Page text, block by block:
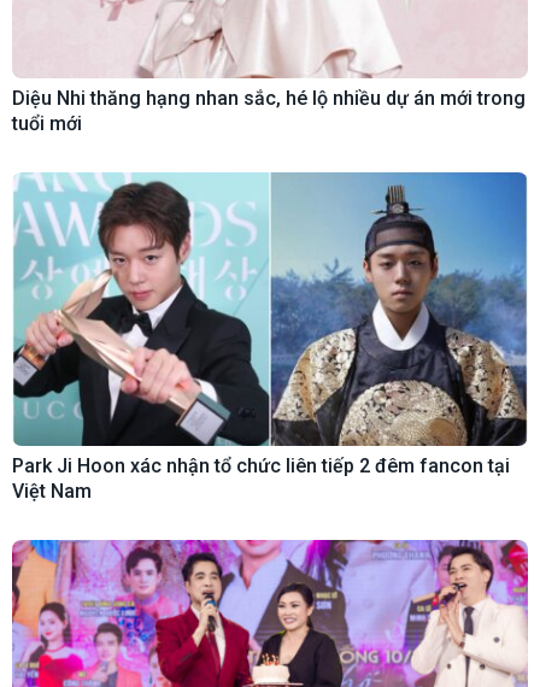
Diệu Nhi thăng hạng nhan sắc, hé lộ nhiều dự án mới trong
tuổi mới
Park Ji Hoon xác nhận tổ chức liên tiếp 2 đêm fancon tại
Việt Nam